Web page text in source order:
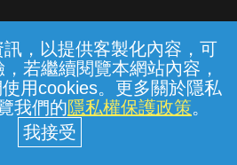
，以提供客製化內容，可
若繼續閱覽本網站內容，
用cookies。更多關於隱私
我們的隱私權保護政策。
服務條款 隱私權保護
限公司個人家庭分公司
96979949) © 2026
{{notifyMsg}}